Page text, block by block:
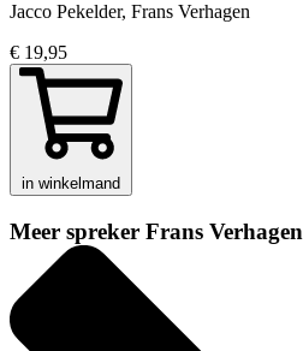
Jacco Pekelder, Frans Verhagen
€ 19,95
in winkelmand
Meer spreker Frans Verhagen